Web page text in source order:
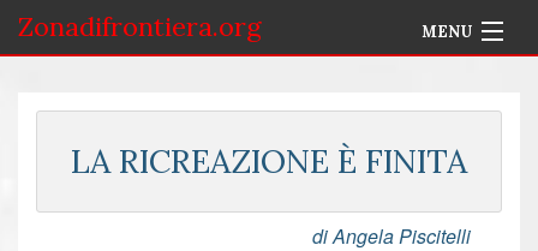
Zonadifrontiera.org MENU
LA RICREAZIONE È FINITA
di Angela Piscitelli